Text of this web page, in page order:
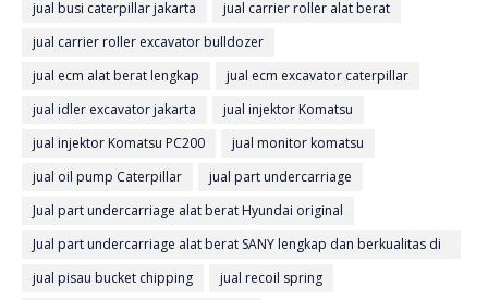
jual busi caterpillar jakarta
jual carrier roller alat berat
jual carrier roller excavator bulldozer
jual ecm alat berat lengkap
jual ecm excavator caterpillar
jual idler excavator jakarta
jual injektor Komatsu
jual injektor Komatsu PC200
jual monitor komatsu
jual oil pump Caterpillar
jual part undercarriage
Jual part undercarriage alat berat Hyundai original
Jual part undercarriage alat berat SANY lengkap dan berkualitas di
Jakarta.Tersedia track chain
jual pisau bucket chipping
jual recoil spring